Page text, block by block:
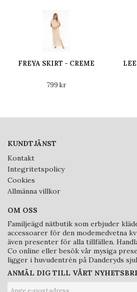
FREYA SKIRT - CREME
799 kr
KUNDTJÄNST
Kontakt
Integritetspolicy
Cookies
Allmänna villkor
OM OSS
Familjeägd nätbutik som erbjuder
accessoarer för den modemedvetna
även presenter för alla tillfällen.
Co online eller besök vår mysiga
ligger i huvudentrén på Danderyds
ANMÄL DIG TILL VÅRT